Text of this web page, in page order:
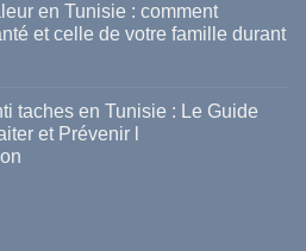
en Tunisie : comment
et celle de votre famille durant
taches en Tunisie : Le Guide
et Prévenir l